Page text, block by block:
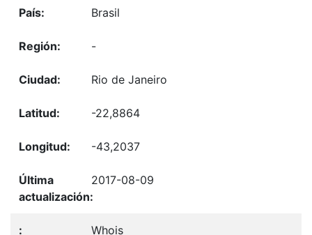
Brasil
-
Rio de Janeiro
-22,8864
-43,2037
2017-08-09
Whois